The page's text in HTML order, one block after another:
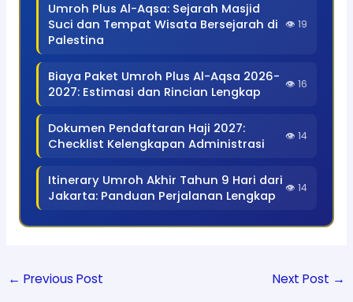
Umroh Plus Al-Aqsa: Sejarah Masjid
Suci dan Tempat Wisata Bersejarah di
Palestina
👁 19
Biaya Paket Umroh Plus Al-Aqsa 2026-
2027: Estimasi dan Rincian Lengkap
👁 16
Dokumen Pendaftaran Haji 2027:
Checklist Kelengkapan Administrasi
👁 14
Itinerary Umroh Akhir Tahun 9 Hari dari
Jakarta: Panduan Perjalanan Lengkap
👁 14
← Previous Post Next Post →